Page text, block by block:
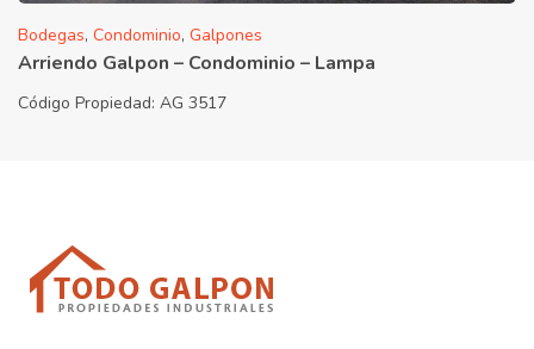
Bodegas, Condominio, Galpones
Arriendo Galpon – Condominio – Lampa
Código Propiedad: AG 3517